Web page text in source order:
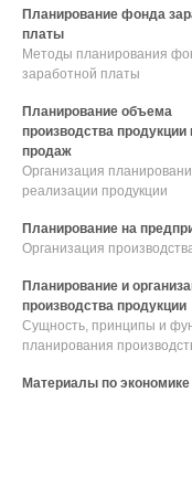
Планирование фонда
платы
Методы планирования
заработной платы
Планирование объема
производства продукции
продаж
Организация
реализации продукции
Планирование на
Организация
Планирование и
производства продукции
Сущность, принципы и
планирования
Материалы по экономике